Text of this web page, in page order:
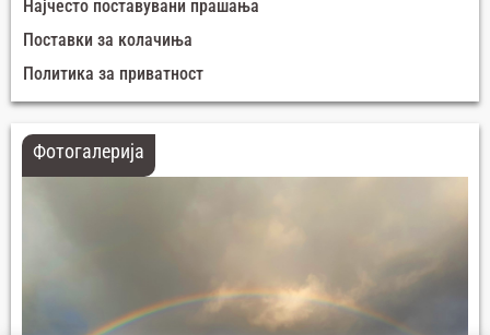
Најчесто поставувани прашања
Поставки за колачиња
Политика за приватност
Фотогалерија